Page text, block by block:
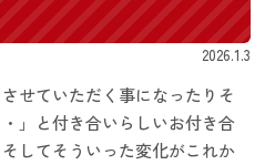
2026.1.3
せていただく事になったりそ
」と付き合いらしいお付き合
してそういった変化がこれか